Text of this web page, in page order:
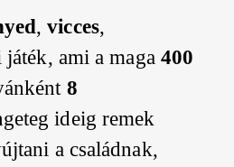
,vicces,
játék, ami a maga 400
8
ideig remek
a családnak,